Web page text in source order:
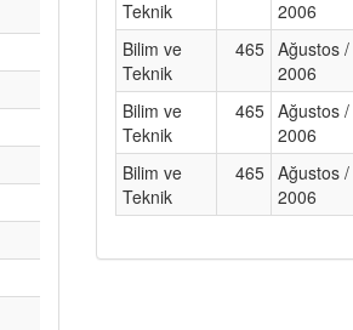
Teknik
2006
Bilim ve
Teknik
465 Ağustos /
2006
Bilim ve
Teknik
465 Ağustos /
2006
Bilim ve
Teknik
465 Ağustos /
2006